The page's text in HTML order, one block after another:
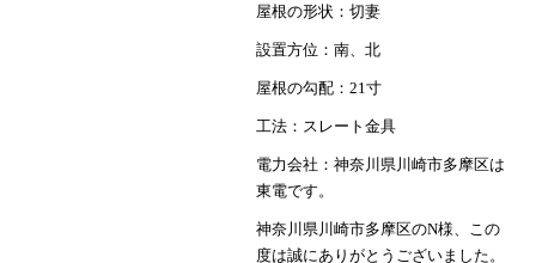
屋根の形状：切妻
設置方位：南、北
屋根の勾配：21寸
工法：スレート金具
電力会社：神奈川県川崎市多摩区は
東電です。
神奈川県川崎市多摩区のN様、この
度は誠にありがとうございました。